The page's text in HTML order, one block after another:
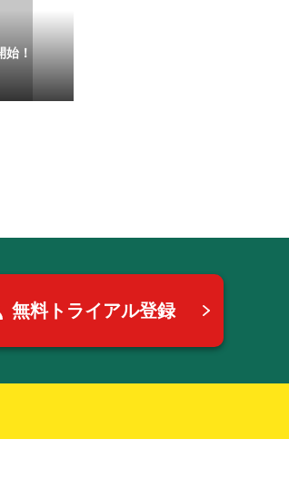
！
無料トライアル登録